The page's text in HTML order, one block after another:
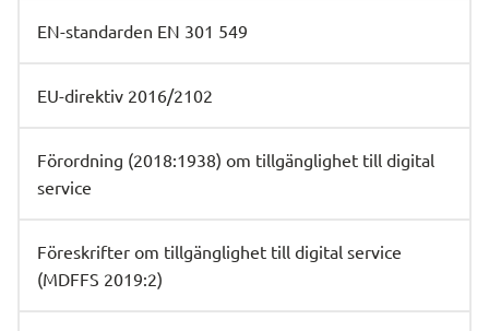
EN-standarden EN 301 549
EU-direktiv 2016/2102
Förordning (2018:1938) om tillgänglighet till digital
service
Föreskrifter om tillgänglighet till digital service
(MDFFS 2019:2)